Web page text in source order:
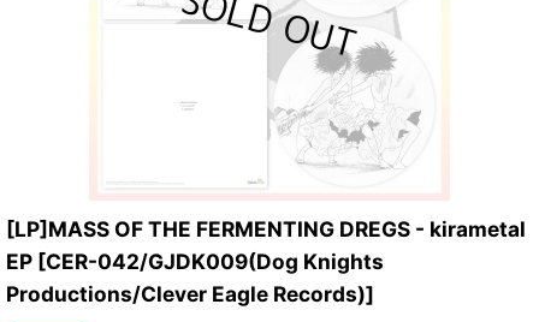
[LP]MASS OF THE FERMENTING DREGS - kirametal
EP [CER-042/GJDK009(Dog Knights
Productions/Clever Eagle Records)]